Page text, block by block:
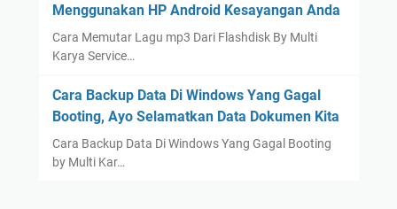
Menggunakan HP Android Kesayangan Anda
Cara Memutar Lagu mp3 Dari Flashdisk By Multi
Karya Service…
Cara Backup Data Di Windows Yang Gagal
Booting, Ayo Selamatkan Data Dokumen Kita
Cara Backup Data Di Windows Yang Gagal Booting
by Multi Kar…